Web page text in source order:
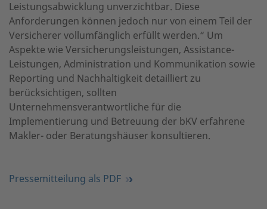
Leistungsabwicklung unverzichtbar. Diese
Anforderungen können jedoch nur von einem Teil der
Versicherer vollumfänglich erfüllt werden.“ Um
Aspekte wie Versicherungsleistungen, Assistance-
Leistungen, Administration und Kommunikation sowie
Reporting und Nachhaltigkeit detailliert zu
berücksichtigen, sollten
Unternehmensverantwortliche für die
Implementierung und Betreuung der bKV erfahrene
Makler- oder Beratungshäuser konsultieren.
Pressemitteilung als PDF